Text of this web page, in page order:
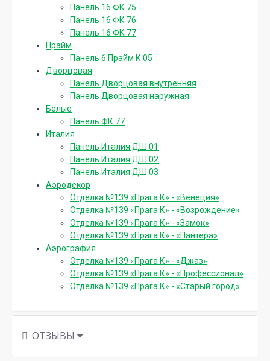
Панель 16 ФК 75
Панель 16 ФК 76
Панель 16 ФК 77
Прайм
Панель 6 Прайм К 05
Дворцовая
Панель Дворцовая внутренняя
Панель Дворцовая наружная
Белые
Панель ФК 77
Италия
Панель Италия ДШ 01
Панель Италия ДШ 02
Панель Италия ДШ 03
Аэродекор
Отделка №139 «Прага К» - «Венеция»
Отделка №139 «Прага К» - «Возрождение»
Отделка №139 «Прага К» - «Замок»
Отделка №139 «Прага К» - «Пантера»
Аэрография
Отделка №139 «Прага К» - «Джаз»
Отделка №139 «Прага К» - «Профессионал»
Отделка №139 «Прага К» - «Старый город»
ОТЗЫВЫ